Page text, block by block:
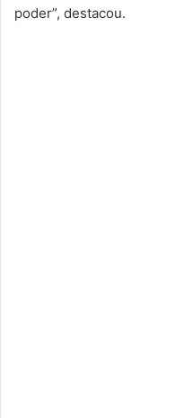
poder”, destacou.